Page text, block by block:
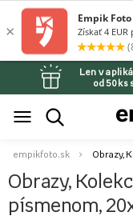
Len v
od 50 ks
empikfoto.sk Obrazy,
Obrazy,
písmenom,